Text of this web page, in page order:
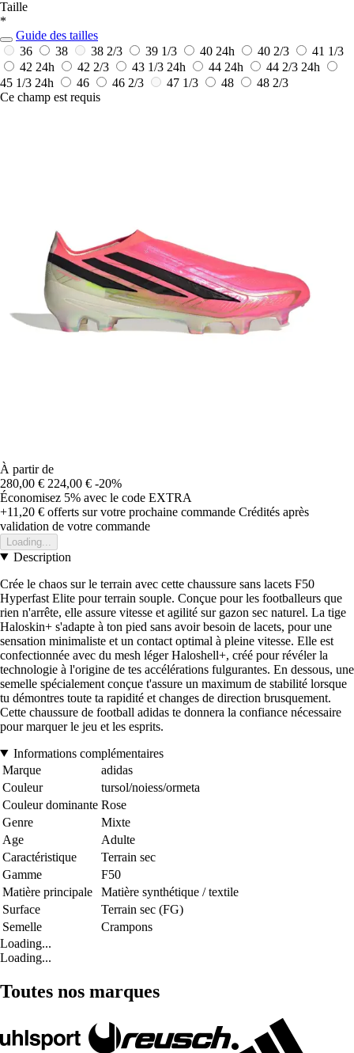
Taille
*
Guide des tailles
36
38 38 2/3 39 1/3 40 24h 40 2/3
41 1/3
42 24h 42 2/3 43 1/3 24h 44 24h 44 2/3 24h
45 1/3 24h 46 46 2/3 47 1/3 48
48 2/3
Ce champ est requis
À partir de
280,00 € 224,00 € -20%
Économisez 5% avec le code EXTRA
+11,20 € offerts sur votre prochaine commande Crédités après
validation de votre commande
Loading...
Description
Crée le chaos sur le terrain avec cette chaussure sans lacets F50
Hyperfast Elite pour terrain souple. Conçue pour les footballeurs que
rien n'arrête, elle assure vitesse et agilité sur gazon sec naturel. La tige
Haloskin+ s'adapte à ton pied sans avoir besoin de lacets, pour une
sensation minimaliste et un contact optimal à pleine vitesse. Elle est
confectionnée avec du mesh léger Haloshell+, créé pour révéler la
technologie à l'origine de tes accélérations fulgurantes. En dessous, une
semelle spécialement conçue t'assure un maximum de stabilité lorsque
tu démontres toute ta rapidité et changes de direction brusquement.
Cette chaussure de football adidas te donnera la confiance nécessaire
pour marquer le jeu et les esprits.
Informations complémentaires
Marque
adidas
Couleur
tursol/noiess/ormeta
Couleur dominante Rose
Genre
Mixte
Age
Adulte
Caractéristique
Terrain sec
Gamme
F50
Matière principale
Matière synthétique / textile
Surface
Terrain sec (FG)
Semelle
Crampons
Loading...
Loading...
Toutes nos marques